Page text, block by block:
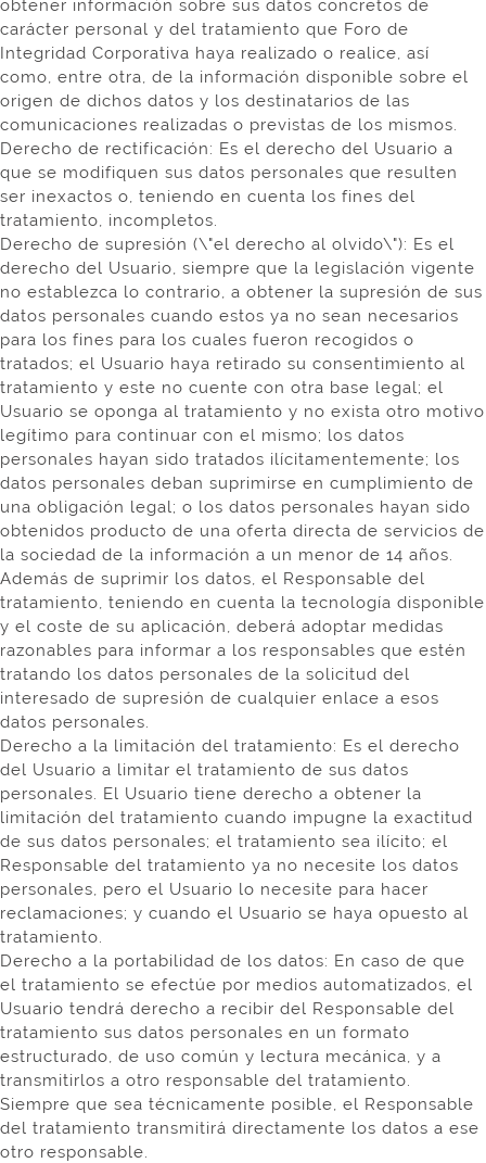
obtener información sobre sus datos concretos de
carácter personal y del tratamiento que Foro de
Integridad Corporativa haya realizado o realice, así
como, entre otra, de la información disponible sobre el
origen de dichos datos y los destinatarios de las
comunicaciones realizadas o previstas de los mismos.
Derecho de rectificación: Es el derecho del Usuario a
que se modifiquen sus datos personales que resulten
ser inexactos o, teniendo en cuenta los fines del
tratamiento, incompletos.
Derecho de supresión (\"el derecho al olvido\"): Es el
derecho del Usuario, siempre que la legislación vigente
no establezca lo contrario, a obtener la supresión de sus
datos personales cuando estos ya no sean necesarios
para los fines para los cuales fueron recogidos o
tratados; el Usuario haya retirado su consentimiento al
tratamiento y este no cuente con otra base legal; el
Usuario se oponga al tratamiento y no exista otro motivo
legítimo para continuar con el mismo; los datos
personales hayan sido tratados ilícitamentemente; los
datos personales deban suprimirse en cumplimiento de
una obligación legal; o los datos personales hayan sido
obtenidos producto de una oferta directa de servicios de
la sociedad de la información a un menor de 14 años.
Además de suprimir los datos, el Responsable del
tratamiento, teniendo en cuenta la tecnología disponible
y el coste de su aplicación, deberá adoptar medidas
razonables para informar a los responsables que estén
tratando los datos personales de la solicitud del
interesado de supresión de cualquier enlace a esos
datos personales.
Derecho a la limitación del tratamiento: Es el derecho
del Usuario a limitar el tratamiento de sus datos
personales. El Usuario tiene derecho a obtener la
limitación del tratamiento cuando impugne la exactitud
de sus datos personales; el tratamiento sea ilícito; el
Responsable del tratamiento ya no necesite los datos
personales, pero el Usuario lo necesite para hacer
reclamaciones; y cuando el Usuario se haya opuesto al
tratamiento.
Derecho a la portabilidad de los datos: En caso de que
el tratamiento se efectúe por medios automatizados, el
Usuario tendrá derecho a recibir del Responsable del
tratamiento sus datos personales en un formato
estructurado, de uso común y lectura mecánica, y a
transmitirlos a otro responsable del tratamiento.
Siempre que sea técnicamente posible, el Responsable
del tratamiento transmitirá directamente los datos a ese
otro responsable.